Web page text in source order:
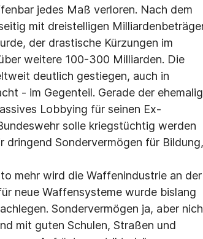
jedes Maß verloren. Nach dem
mit dreistelligen
der drastische Kürzungen im
weitere 100-300 Milliarden. Die
deutlich gestiegen, auch in
- im Gegenteil. Gerade der
Lobbying für seinen Ex-
solle kriegstüchtig werden
dringend Sondervermögen für Bildung,
mehr wird die Waffenindustrie an der
neue Waffensysteme wurde bislang
Sondervermögen ja, aber
mit guten Schulen, Straßen und